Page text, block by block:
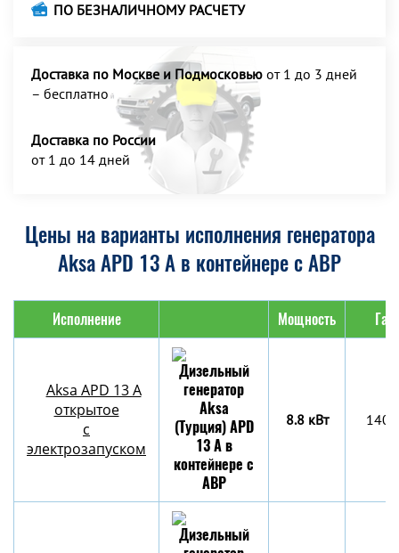
ПО БЕЗНАЛИЧНОМУ РАСЧЕТУ
Доставка по Москве и Подмосковью от 1 до 3 дней
– бесплатно
Доставка по России
от 1 до 14 дней
Цены на варианты исполнения генератора
Aksa APD 13 A в контейнере с АВР
Исполнение Мощность
Aksa APD 13 A
открытое
с
электрозапуском
8.8 кВт